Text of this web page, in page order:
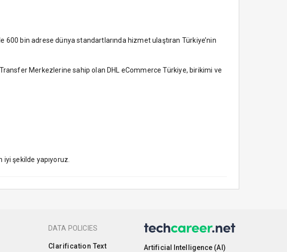
600 bin adrese dünya standartlarında hizmet ulaştıran Türkiye’nin
Merkezlerine sahip olan DHL eCommerce Türkiye, birikimi ve
şekilde yapıyoruz.
DATA POLICIES
Clarification Text
Artificial Intelligence (AI)